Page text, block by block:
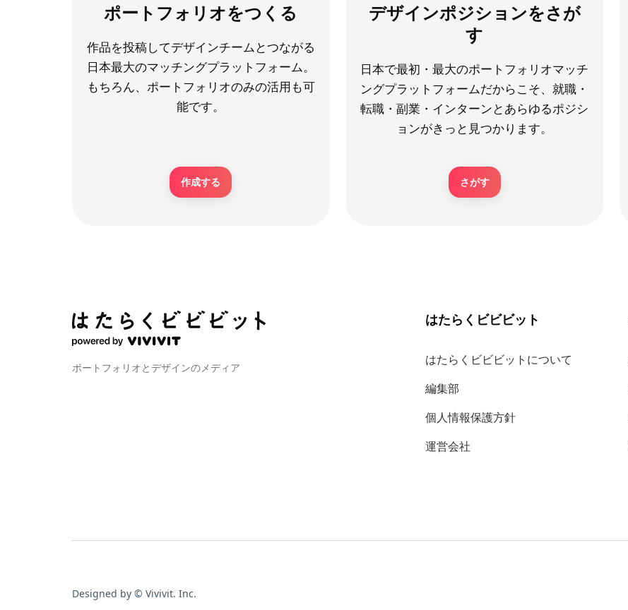
ポートフォリオをつくる
作品を投稿してデザインチームとつながる
日本最大のマッチングプラットフォーム。
もちろん、ポートフォリオのみの活用も可
能です。
作成する
デザインポジションをさが
す
日本で最初・最大のポートフォリオマッチ
ングプラットフォームだからこそ、就職・
転職・副業・インターンとあらゆるポジシ
ョンがきっと見つかります。
さがす
ポートフォリオとデザインのメディア
はたらくビビビット
はたらくビビビットについて
編集部
個人情報保護方針
運営会社
Designed by © Vivivit. Inc.